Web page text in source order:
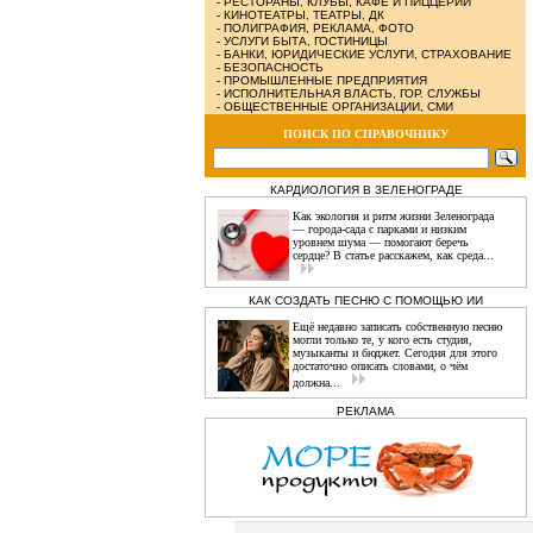
- КИНОТЕАТРЫ, ТЕАТРЫ, ДК
- ПОЛИГРАФИЯ, РЕКЛАМА, ФОТО
- УСЛУГИ БЫТА, ГОСТИНИЦЫ
- БАНКИ, ЮРИДИЧЕСКИЕ УСЛУГИ, СТРАХОВАНИЕ
- БЕЗОПАСНОСТЬ
- ПРОМЫШЛЕННЫЕ ПРЕДПРИЯТИЯ
- ИСПОЛНИТЕЛЬНАЯ ВЛАСТЬ, ГОР. СЛУЖБЫ
- ОБЩЕСТВЕННЫЕ ОРГАНИЗАЦИИ, СМИ
ПОИСК ПО СПРАВОЧНИКУ
КАРДИОЛОГИЯ В ЗЕЛЕНОГРАДЕ
Как экология и ритм жизни Зеленограда
— города‑сада с парками и низким
уровнем шума — помогают беречь
сердце? В статье расскажем, как среда...
КАК СОЗДАТЬ ПЕСНЮ С ПОМОЩЬЮ ИИ
Ещё недавно записать собственную песню
могли только те, у кого есть студия,
музыканты и бюджет. Сегодня для этого
достаточно описать словами, о чём
должна...
РЕКЛАМА